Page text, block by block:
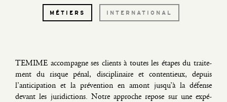
MÉTIERS INTERNATIONAL
TEMIME accom­pagne ses clients à toutes les étapes du trai­te­
ment du risque pénal, dis­ci­pli­naire et conten­tieux, depuis
l’anticipation et la pré­ven­tion en amont jusqu’à la défense
devant les juri­dic­tions. Notre approche repose sur une expé­